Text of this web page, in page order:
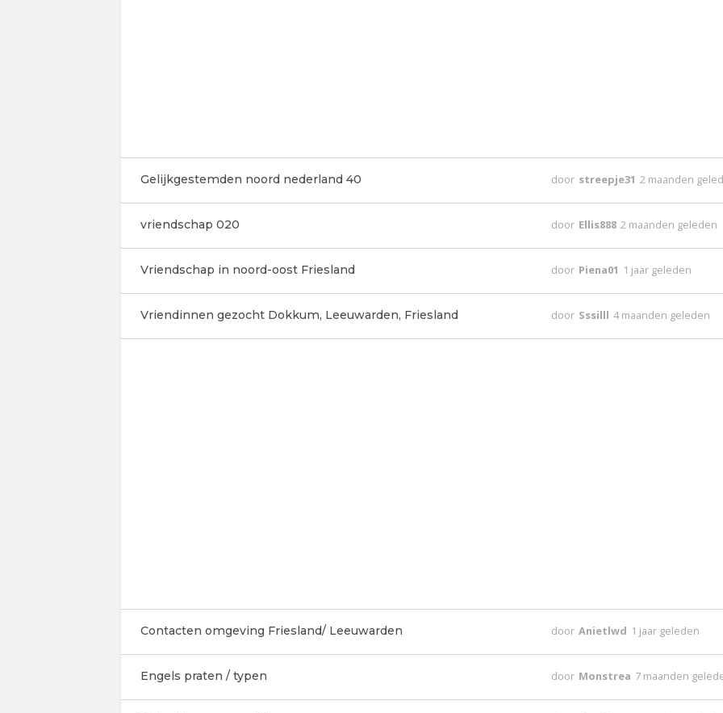
Gelijkgestemden noord nederland 40 door streepje31 2 maanden
vriendschap 020 door Ellis888 2 maanden geleden
Vriendschap in noord-oost Friesland door Piena01 1 jaar geleden
Vriendinnen gezocht Dokkum, Leeuwarden, Friesland door Sssilll 4 maanden geleden
Contacten omgeving Friesland/ Leeuwarden door Anietlwd 1 jaar geleden
Engels praten / typen door Monstrea 7 maanden